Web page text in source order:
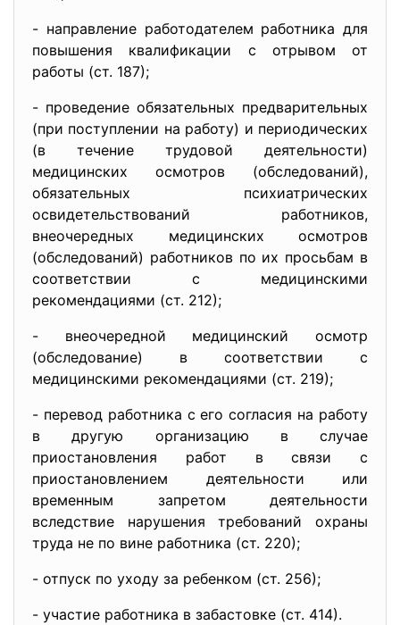
- направление работодателем работника для
повышения квалификации с отрывом от
работы (ст. 187);
- проведение обязательных предварительных
(при поступлении на работу) и периодических
(в течение трудовой деятельности)
медицинских осмотров (обследований),
обязательных психиатрических
освидетельствований работников,
внеочередных медицинских осмотров
(обследований) работников по их просьбам в
соответствии с медицинскими
рекомендациями (ст. 212);
- внеочередной медицинский осмотр
(обследование) в соответствии с
медицинскими рекомендациями (ст. 219);
- перевод работника с его согласия на работу
в другую организацию в случае
приостановления работ в связи с
приостановлением деятельности или
временным запретом деятельности
вследствие нарушения требований охраны
труда не по вине работника (ст. 220);
- отпуск по уходу за ребенком (ст. 256);
- участие работника в забастовке (ст. 414).